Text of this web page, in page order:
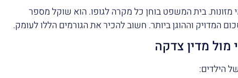
מזונות. בית המשפט בוחן כל מקרה לגופו. הוא שוקל מספר
המדויק וההוגן ביותר. חשוב להכיר את הגורמים הללו לעומק.
הילדים: